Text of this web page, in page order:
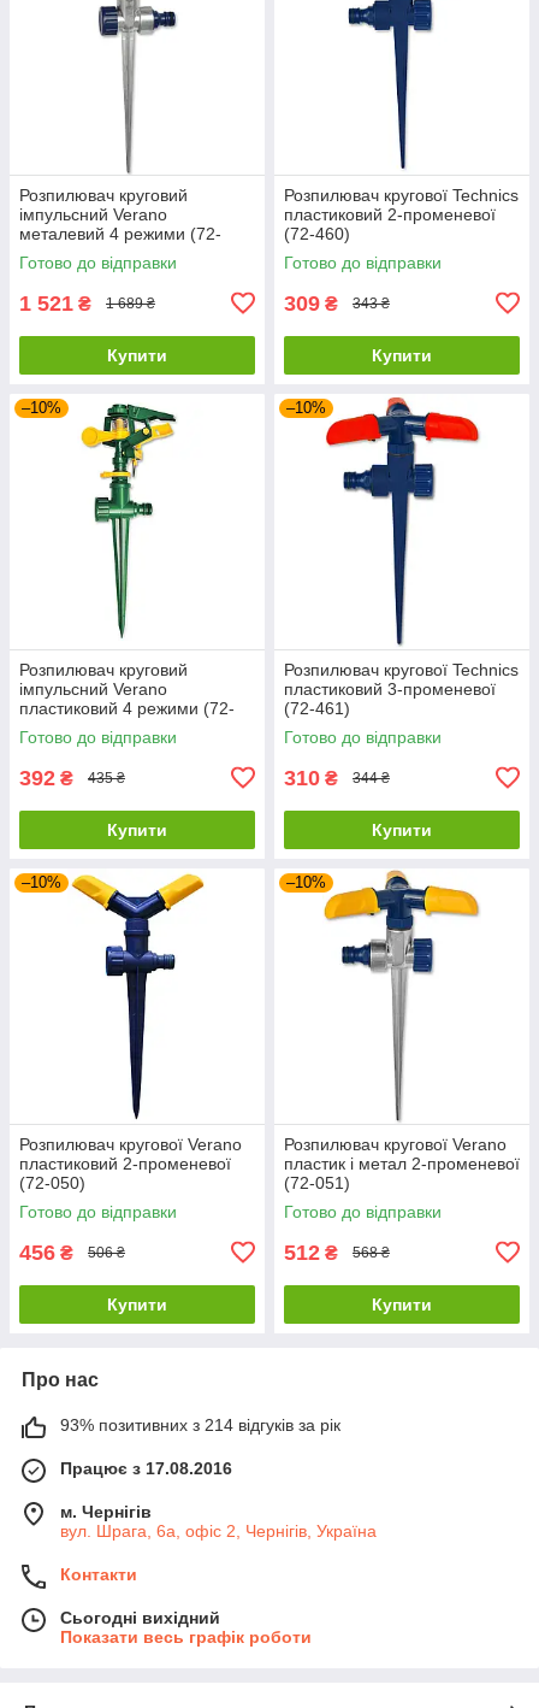
Розпилювач круговий
імпульсний Verano
металевий 4 режими (72-
061)
Готово до відправки
1 521 ₴ 1 689 ₴
Купити
Розпилювач кругової Technics
пластиковий 2-променевої
(72-460)
Готово до відправки
309 ₴ 343 ₴
Купити
–10%
Розпилювач круговий
імпульсний Verano
пластиковий 4 режими (72-
060)
Готово до відправки
392 ₴ 435 ₴
Купити
–10%
Розпилювач кругової Technics
пластиковий 3-променевої
(72-461)
Готово до відправки
310 ₴ 344 ₴
Купити
–10%
Розпилювач кругової Verano
пластиковий 2-променевої
(72-050)
Готово до відправки
456 ₴ 506 ₴
Купити
–10%
Розпилювач кругової Verano
пластик і метал 2-променевої
(72-051)
Готово до відправки
512 ₴ 568 ₴
Купити
Про нас
93% позитивних з 214 відгуків за рік
Працює з 17.08.2016
м. Чернігів
вул. Шрага, 6а, офіс 2, Чернігів, Україна
Контакти
Сьогодні вихідний
Показати весь графік роботи